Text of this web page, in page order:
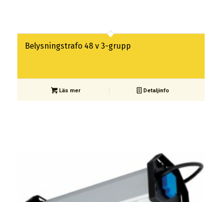
Belysningstrafo 48 v 3-grupp
Läs mer Detaljinfo